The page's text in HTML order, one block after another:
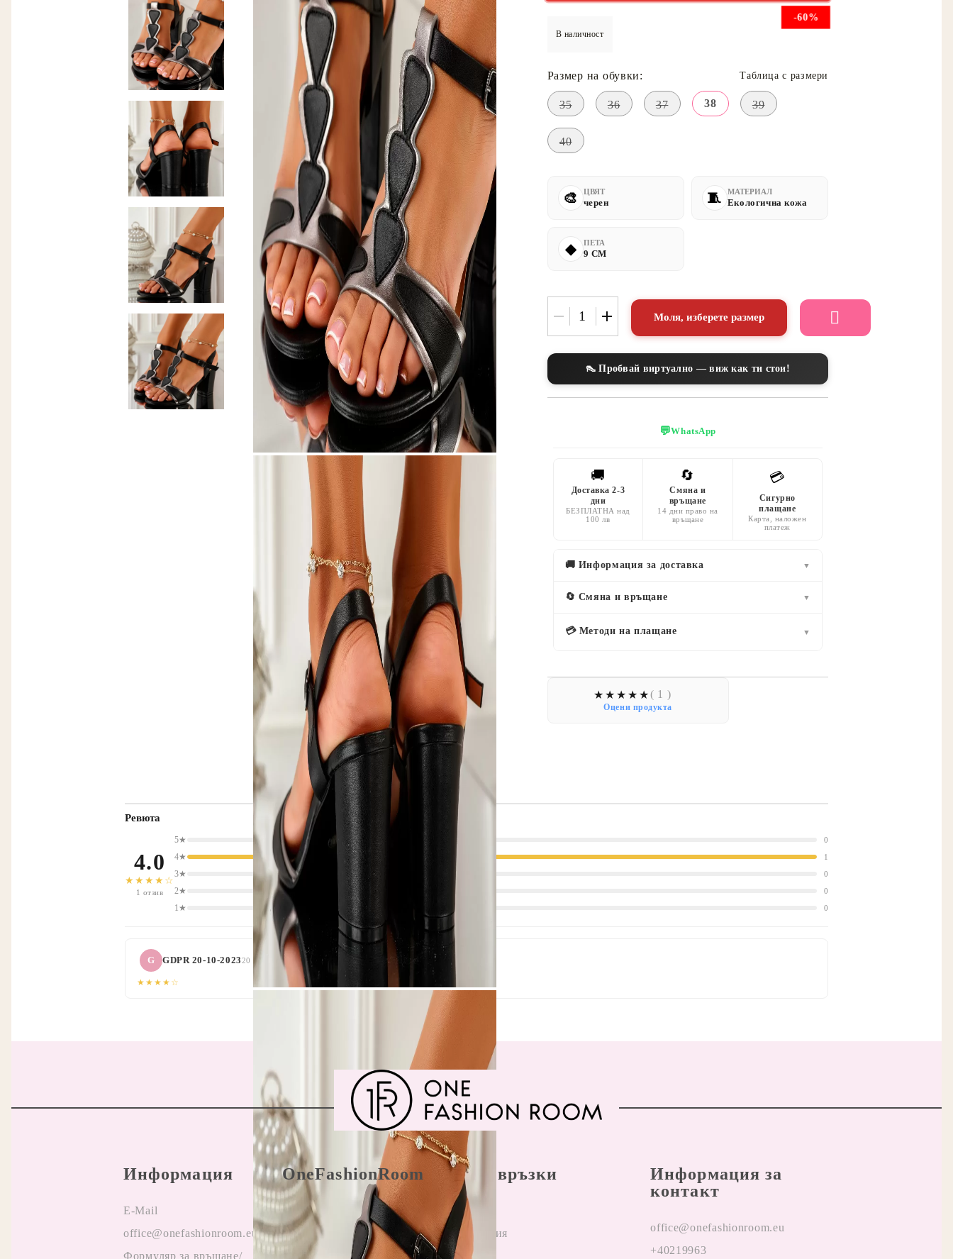
-60%
В наличност
Размер на обувки: Таблица с размери
35 36 37 38 39
40
ЦВЯТ
черен
МАТЕРИАЛ
Екологична кожа
ПЕТА
9 CM
Моля, изберете размер
👠 Пробвай виртуално — виж как ти стои!
💬WhatsApp
🚚
Доставка 2-3
дни
БЕЗПЛАТНА над
100 лв
🔄
Смяна и
връщане
14 дни право на
връщане
💳
Сигурно
плащане
Карта, наложен
платеж
🚚 Информация за доставка ▼
🔄 Смяна и връщане ▼
💳 Методи на плащане ▼
( 1 )
Оцени продукта
Ревюта
4.0
★★★★☆
1 отзив
5★ 0
4★ 1
3★ 0
2★ 0
1★ 0
G GDPR 20-10-202320 Окт 2022 00:11
★★★★☆
Информация
E-Mail
office@onefashionroom.eu
Формуляр за връщане/
OneFashionRoom
Правила и условия
Oнлайн разрешаване
на жалби
Бързи връзки
Начало
Регистрация
Вход
Информация за
контакт
office@onefashionroom.eu
+40219963